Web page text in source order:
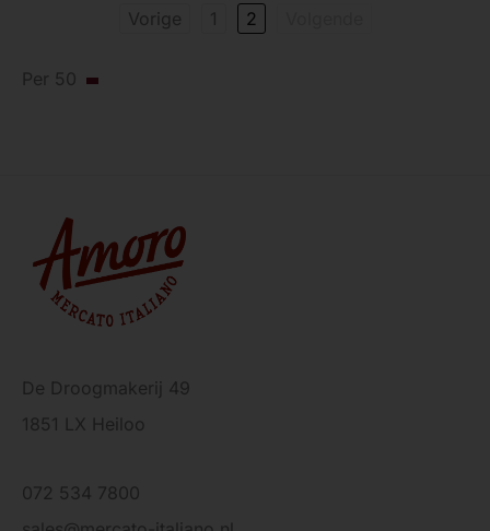
Vorige 1 2
Per 50
De Droogmakerij 49
1851 LX Heiloo
072 534 7800